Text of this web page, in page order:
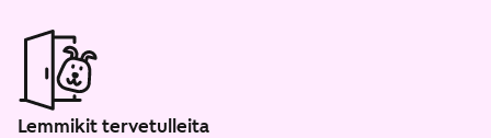
Lemmikit tervetulleita